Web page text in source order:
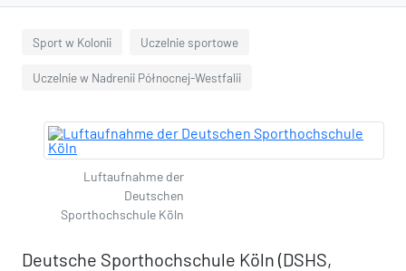
Sport w Kolonii Uczelnie sportowe
Uczelnie w Nadrenii Północnej-Westfalii
Luftaufnahme der
Deutschen
Sporthochschule Köln
Deutsche Sporthochschule Köln (DSHS,